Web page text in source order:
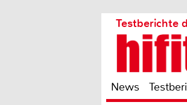
Testberichte
News